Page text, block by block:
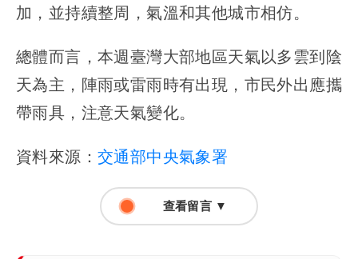
加，並持續整周，氣溫和其他城市相仿。
總體而言，本週臺灣大部地區天氣以多雲到陰
天為主，陣雨或雷雨時有出現，市民外出應攜
帶雨具，注意天氣變化。
資料來源： 交通部中央氣象署
查看留言 ▼